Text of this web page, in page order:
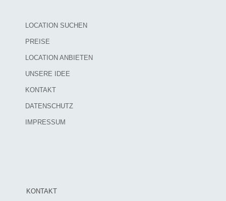
LOCATION SUCHEN
PREISE
LOCATION ANBIETEN
UNSERE IDEE
KONTAKT
DATENSCHUTZ
IMPRESSUM
KONTAKT